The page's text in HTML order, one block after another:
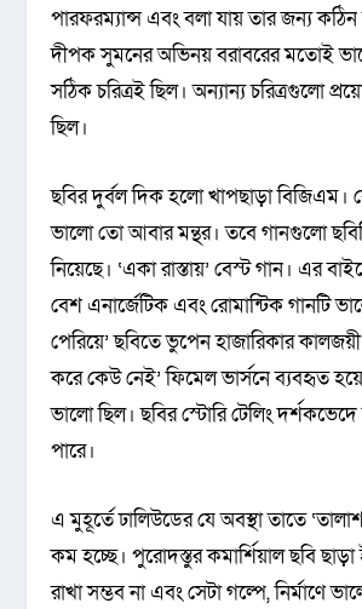
পারফরম্যান্স এবং বলা যায় তার জন্য কঠিন
দীপক সুমনের অভিনয় বরাবরের মতোই
সঠিক চরিত্রই ছিল। অন্যান্য চরিত্রগুলো
ছিল।
ছবির দুর্বল দিক হলো খাপছাড়া
ভালো তো আবার মন্থর। তবে গানগুলো
নিয়েছে। ‘একা রাস্তায়’ বেস্ট গান। এর
বেশ এনার্জেটিক এবং রোমান্টিক গানটি
পেরিয়ে’ ছবিতে ভুপেন হাজারিকার
করে কেউ নেই’ ফিমেল ভার্সনে ব্যবহৃত
ভালো ছিল। ছবির স্টোরি টেলিং
পারে।
এ মুহূর্তে ঢালিউডের যে অবস্থা তাতে
কম হচ্ছে। পুরোদস্তুর কমার্শিয়াল ছবি ছাড়া
রাখা সম্ভব না এবং সেটা গল্পে, নির্মাণে